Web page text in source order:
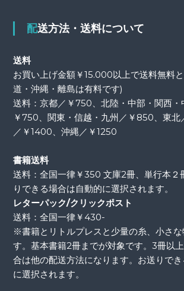
配送方法・送料について
送料
お買い上げ金額￥15.000以上で送料無料
道・沖縄・離島は有料です)
送料：京都／￥750、北陸・中部・関西・
￥750、関東・信越・九州／￥850、東
／￥1400、沖縄／￥1250
書籍送料
送料：全国一律￥350 文庫2冊、単行本２
りできる場合は自動的に選択されます。
レターパック/クリックポスト
送料：全国一律￥430-
※書籍とリトルプレスと少量の糸、小さ
す。基本書籍2冊までが対象です。3冊以
合は他の配送方法になります。お送りで
に選択されます。